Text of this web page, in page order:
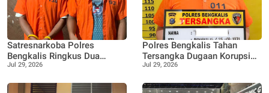
Satresnarkoba Polres
Bengkalis Ringkus Dua
Terduga Pengedar Sabu Saat
Jul 29, 2026
Polres Bengkalis Tahan
Tersangka Dugaan Korupsi
Dana Satpol PP TA 2021–
Jul 29, 2026